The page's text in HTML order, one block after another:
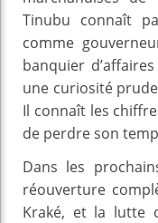
Tinubu connaît
comme
banquier
une curiosité
Il connaît les
de perdre son
Dans les
réouverture
Kraké, et la lutte